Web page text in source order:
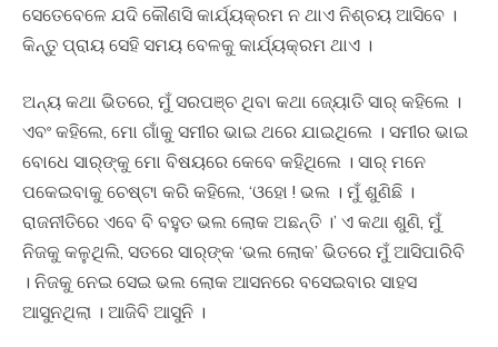
ସେତେବେଳେ ଯଦି କୌଣସି କାର୍ଯ୍ୟକ୍ରମ ନ ଥାଏ ନିଶ୍ଚୟ ଆସିବେ ।
କିନ୍ତୁ ପ୍ରାୟ ସେହି ସମୟ ବେଳକୁ କାର୍ଯ୍ୟକ୍ରମ ଥାଏ ।
ଅନ୍ୟ କଥା ଭିତରେ, ମୁଁ ସରପଞ୍ଚ ଥିବା କଥା ଜ୍ୟୋତି ସାର୍‍ କହିଲେ ।
ଏବଂ କହିଲେ, ମୋ ଗାଁକୁ ସମୀର ଭାଇ ଥରେ ଯାଇଥିଲେ । ସମୀର ଭାଇ
ବୋଧେ ସାର୍‍ଙ୍କୁ ମୋ ବିଷୟରେ କେବେ କହିଥିଲେ । ସାର୍‍ ମନେ
ପକେଇବାକୁ ଚେଷ୍ଟା କରି କହିଲେ, ‘ଓହୋ ! ଭଲ । ମୁଁ ଶୁଣିଛି ।
ରାଜନୀତିରେ ଏବେ ବି ବହୁତ ଭଲ ଲୋକ ଅଛନ୍ତି ।’ ଏ କଥା ଶୁଣି, ମୁଁ
ନିଜକୁ କଳୁଥିଲି, ସତରେ ସାର୍‍ଙ୍କ ‘ଭଲ ଲୋକ’ ଭିତରେ ମୁଁ ଆସିପାରିବି
। ନିଜକୁ ନେଇ ସେଇ ଭଲ ଲୋକ ଆସନରେ ବସେଇବାର ସାହସ
ଆସୁନଥିଲା । ଆଜିବି ଆସୁନି ।